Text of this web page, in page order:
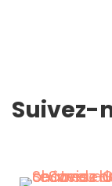
Suivez-